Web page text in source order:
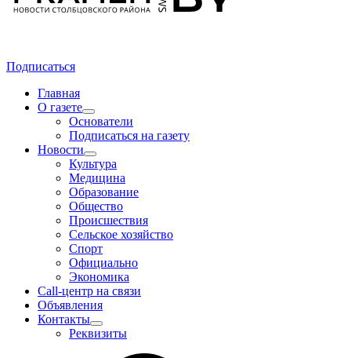
Подписаться
Главная
О газете
Основатели
Подписаться на газету
Новости
Культура
Медицина
Образование
Общество
Происшествия
Сельское хозяйство
Спорт
Официально
Экономика
Call-центр на связи
Объявления
Контакты
Реквизиты